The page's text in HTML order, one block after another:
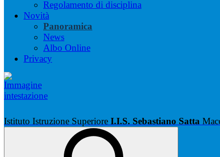
Regolamento di disciplina
Novità
Panoramica
News
Albo Online
Privacy
Istituto Istruzione Superiore I.I.S. Sebastiano Satta